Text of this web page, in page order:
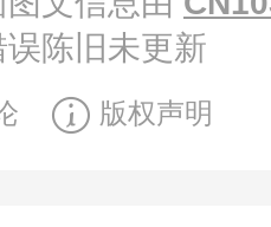
陈旧未更新
版权声明